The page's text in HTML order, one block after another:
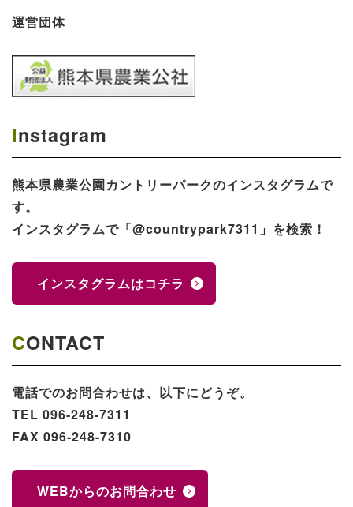
運営団体
Instagram
熊本県農業公園​カントリーパークのインスタグラムで
す。
インスタグラムで「@countrypark7311」を検索！
インスタグラムはコチラ
CONTACT
電話でのお問合わせは、以下にどうぞ。
TEL 096-248-7311
FAX 096-248-7310
WEBからのお問合わせ